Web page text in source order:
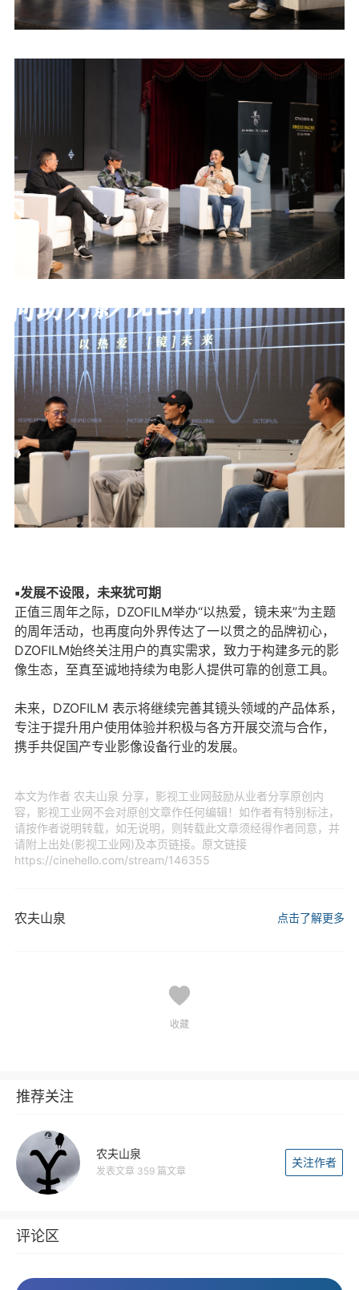
▪发展不设限，未来犹可期
正值三周年之际，DZOFILM举办“以热爱，镜未来”为主题
的周年活动，也再度向外界传达了一以贯之的品牌初心，
DZOFILM始终关注用户的真实需求，致力于构建多元的影
像生态，至真至诚地持续为电影人提供可靠的创意工具。
未来，DZOFILM 表示将继续完善其镜头领域的产品体系，
专注于提升用户使用体验并积极与各方开展交流与合作，
携手共促国产专业影像设备行业的发展。
本文为作者 农夫山泉 分享，影视工业网鼓励从业者分享原创内
容，影视工业网不会对原创文章作任何编辑！如作者有特别标注，
请按作者说明转载，如无说明，则转载此文章须经得作者同意，并
请附上出处(影视工业网)及本页链接。原文链接
https://cinehello.com/stream/146355
农夫山泉 点击了解更多
收藏
推荐关注
农夫山泉
发表文章 359 篇文章
关注作者
评论区